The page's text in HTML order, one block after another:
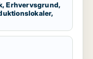
Erhvervsgrund,